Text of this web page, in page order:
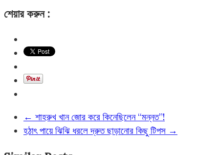
শেয়ার করুন :
← শাহরুখ খান জোর করে কিনেছিলেন “মন্নত”!
হঠাৎ পায়ে ঝিঝি ধরলে দ্রুত ছাড়ানোর কিছু টিপস →